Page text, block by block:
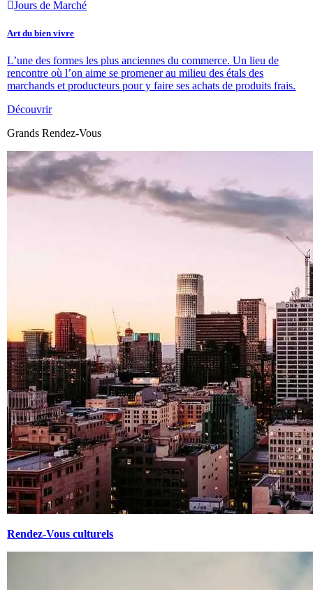
Jours de Marché
Art du bien vivre
L’une des formes les plus anciennes du commerce. Un lieu de
rencontre où l’on aime se promener au milieu des étals des
marchands et producteurs pour y faire ses achats de produits frais.
Découvrir
Grands Rendez-Vous
Rendez-Vous culturels